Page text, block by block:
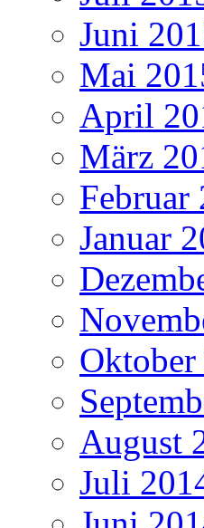
Juni
Mai
April
März
Februar
Januar
August
Juli